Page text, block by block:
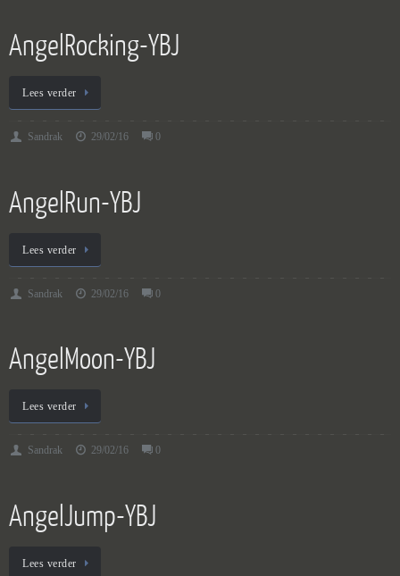
AngelRocking-YBJ
Lees verder
Sandrak 29/02/16 0
AngelRun-YBJ
Lees verder
Sandrak 29/02/16 0
AngelMoon-YBJ
Lees verder
Sandrak 29/02/16 0
AngelJump-YBJ
Lees verder